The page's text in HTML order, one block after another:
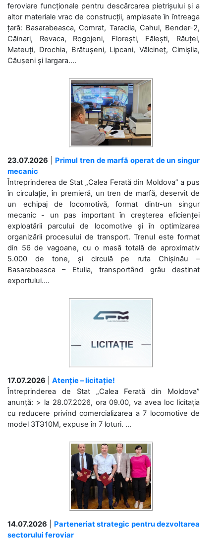
feroviare funcționale pentru descărcarea pietrișului și a
altor materiale vrac de construcții, amplasate în întreaga
țară: Basarabeasca, Comrat, Taraclia, Cahul, Bender-2,
Căinari, Revaca, Rogojeni, Florești, Fălești, Răuțel,
Mateuți, Drochia, Brătușeni, Lipcani, Vălcineț, Cimișlia,
Căușeni și Iargara....
23.07.2026
Primul tren de marfă operat de un singur
mecanic
Întreprinderea de Stat „Calea Ferată din Moldova” a pus
în circulație, în premieră, un tren de marfă, deservit de
un echipaj de locomotivă, format dintr-un singur
mecanic - un pas important în creșterea eficienței
exploatării parcului de locomotive și în optimizarea
organizării procesului de transport. Trenul este format
din 56 de vagoane, cu o masă totală de aproximativ
5.000 de tone, și circulă pe ruta Chișinău –
Basarabeasca – Etulia, transportând grâu destinat
exportului....
17.07.2026
Atenție – licitație!
Întreprinderea de Stat „Calea Ferată din Moldova”
anunță: > la 28.07.2026, ora 09.00, va avea loc licitaţia
cu reducere privind comercializarea a 7 locomotive de
model 3ТЭ10М, expuse în 7 loturi. ...
14.07.2026
Parteneriat strategic pentru dezvoltarea
sectorului feroviar